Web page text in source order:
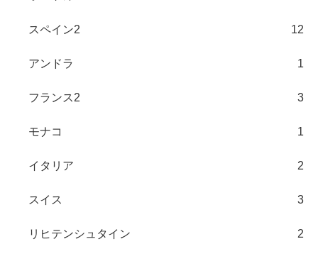
スペイン2 12
アンドラ 1
フランス2 3
モナコ 1
イタリア 2
スイス 3
リヒテンシュタイン 2